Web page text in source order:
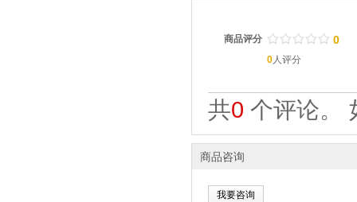
商品评分 / / / / /
. . . . . 0
0人评分
共0 个评论。
商品咨询
我要咨询